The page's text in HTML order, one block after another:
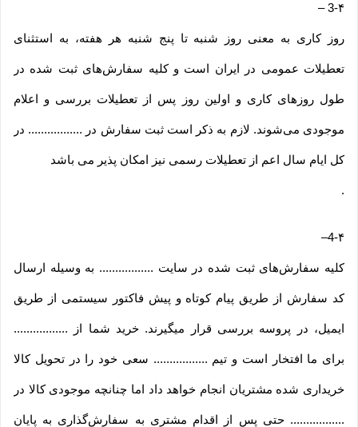
3-۴–
روز کاری به معنی روز شنبه تا پنج شنبه هر هفته، به استثنای
تعطیلات عمومی در ایران است و کلیه سفارش‏‌های ثبت شده در
طول روزهای کاری و اولین روز پس از تعطیلات بررسی و اعلام
موجودی می‌‏شوند. لازم به ذکر است ثبت سفارش در ................. در
کل ایام سال اعم از تعطیلات رسمی نیز امکان پذیر می باشد
.
4-۴–
کلیه سفارش‌‏های ثبت شده در سایت ................. به وسیله ارسال
کد سفارش از طریق پیام کوتاه و پیش فاکتور سیستمی از طریق
ایمیل، در پروسه بررسی قرار میگیرند. خرید شما از .................
برای ما افتخار است و تیم ................. سعی خود را در تحویل کالا
خریداری شده مشتریان انجام خواهد داد اما چنانچه موجودی کالا در
................. حتی پس از اقدام مشتری به سفارش‌‏گذاری به پایان